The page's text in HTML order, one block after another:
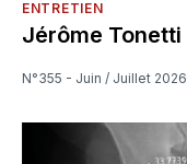
ENTRETIEN
Jérôme Tonetti
N°355 - Juin / Juillet 2026